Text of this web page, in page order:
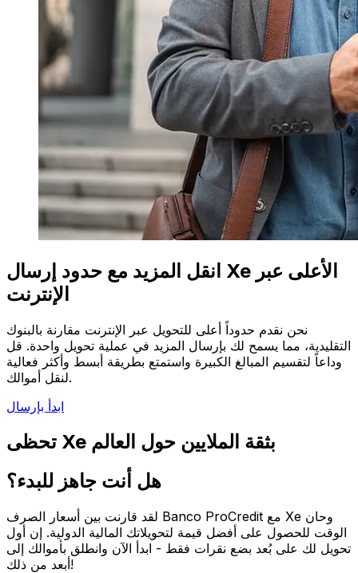
انقل المزيد مع حدود إرسال Xe الأعلى عبر
الإنترنت
نحن نقدم حدوداً أعلى للتحويل عبر الإنترنت مقارنة بالبنوك
التقليدية، مما يسمح لك بإرسال المزيد في عملية تحويل واحدة. قل
وداعاً لتقسيم المبالغ الكبيرة واستمتع بطريقة أبسط وأكثر فعالية
لنقل أموالك.
ابدأ بإرسال
تحظى Xe بثقة الملايين حول العالم
هل أنت جاهز للبدء؟
لقد قارنت بين أسعار الصرف Banco ProCredit مع Xe وحان
الوقت للحصول على أفضل قيمة لتحويلاتك المالية الدولية. إن أول
تحويل لك على بُعد بضع نقرات فقط - ابدأ الآن وانطلق بأموالك إلى
أبعد من ذلك!